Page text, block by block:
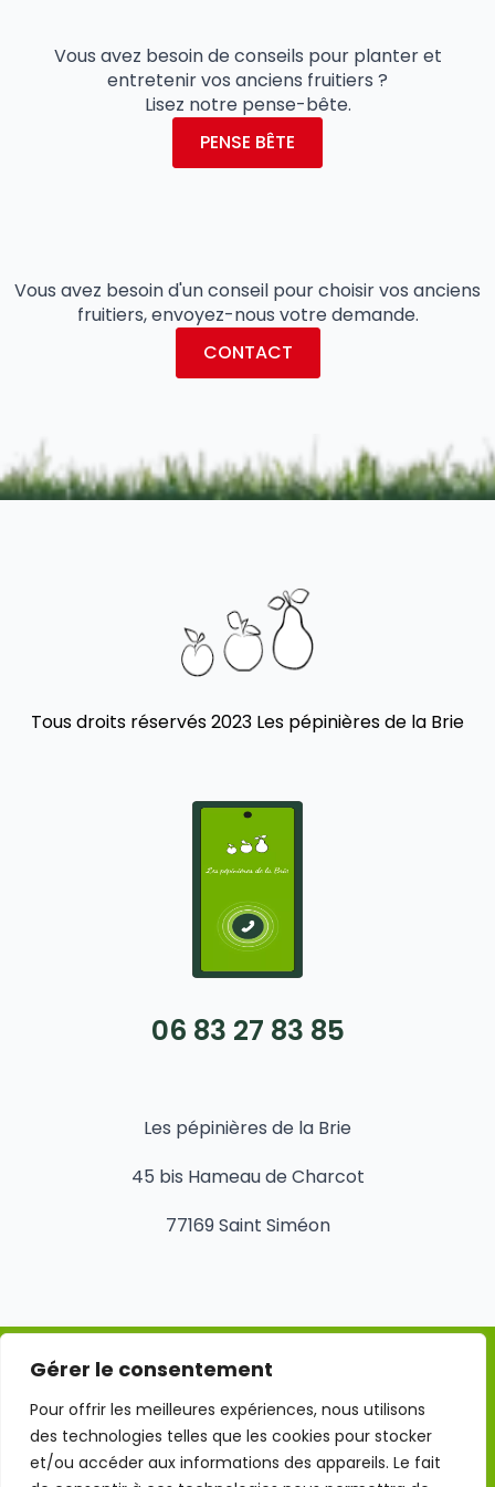
Gérer le consentement
Pour offrir les meilleures expériences, nous utilisons
des technologies telles que les cookies pour stocker
et/ou accéder aux informations des appareils. Le fait
Vous avez besoin de conseils pour planter et
entretenir vos anciens fruitiers ?
Lisez notre pense-bête.
PENSE BÊTE
Vous avez besoin d'un conseil pour choisir vos anciens
fruitiers, envoyez-nous votre demande.
CONTACT
Tous droits réservés 2023 Les pépinières de la Brie
06 83 27 83 85
Les pépinières de la Brie
45 bis Hameau de Charcot
77169 Saint Siméon
Mentions légales
Conditions Générales d'Utilisation